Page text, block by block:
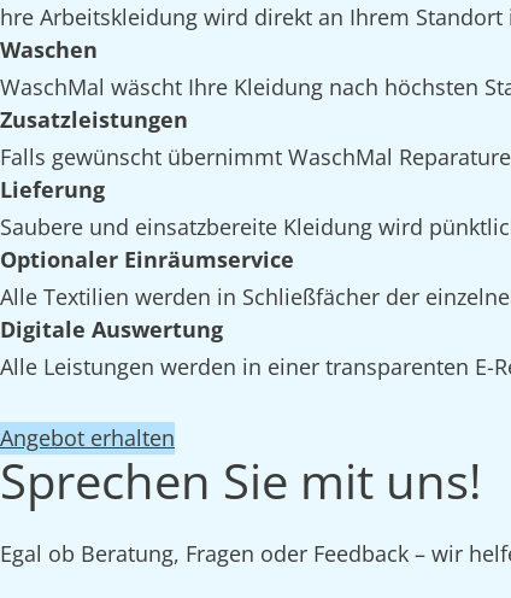
hre Arbeitskleidung wird direkt an Ihrem
Waschen
WaschMal wäscht Ihre Kleidung nach höchsten
Zusatzleistungen
Falls gewünscht übernimmt WaschMal
Lieferung
Saubere und einsatzbereite Kleidung wird
Optionaler Einräumservice
Alle Textilien werden in Schließfächer der
Digitale Auswertung
Alle Leistungen werden in einer transparenten E-
Angebot erhalten
Sprechen Sie mit uns!
Egal ob Beratung, Fragen oder Feedback – wir